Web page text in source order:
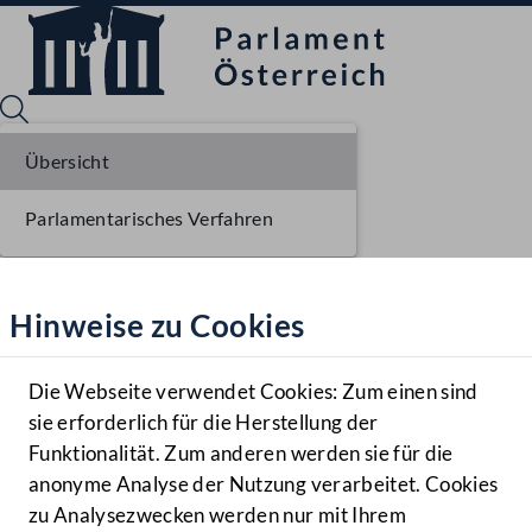
Hilfe
Benutzer
Navigationsmenü öffnen
MENÜ
Hinweise zu Cookies
Die Webseite verwendet Cookies: Zum einen sind
sie erforderlich für die Herstellung der
Funktionalität. Zum anderen werden sie für die
anonyme Analyse der Nutzung verarbeitet. Cookies
zu Analysezwecken werden nur mit Ihrem
Übersicht
Parlamentarisches Verfahren